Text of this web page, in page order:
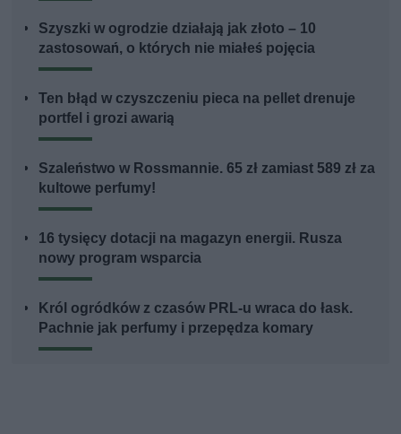
Szyszki w ogrodzie działają jak złoto – 10
zastosowań, o których nie miałeś pojęcia
Ten błąd w czyszczeniu pieca na pellet drenuje
portfel i grozi awarią
Szaleństwo w Rossmannie. 65 zł zamiast 589 zł za
kultowe perfumy!
16 tysięcy dotacji na magazyn energii. Rusza
nowy program wsparcia
Król ogródków z czasów PRL-u wraca do łask.
Pachnie jak perfumy i przepędza komary